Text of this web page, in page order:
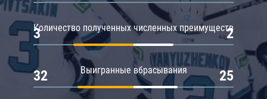
Количество полученных численных преимуществ
3 2
Выигранные вбрасывания
32 25